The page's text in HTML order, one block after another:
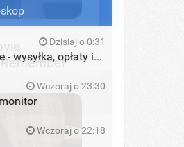
Dzisiaj o 0:31
Sklepy internetowe - wysyłka, opłaty itd.
Wczoraj o 23:30
Wczoraj o 22:18